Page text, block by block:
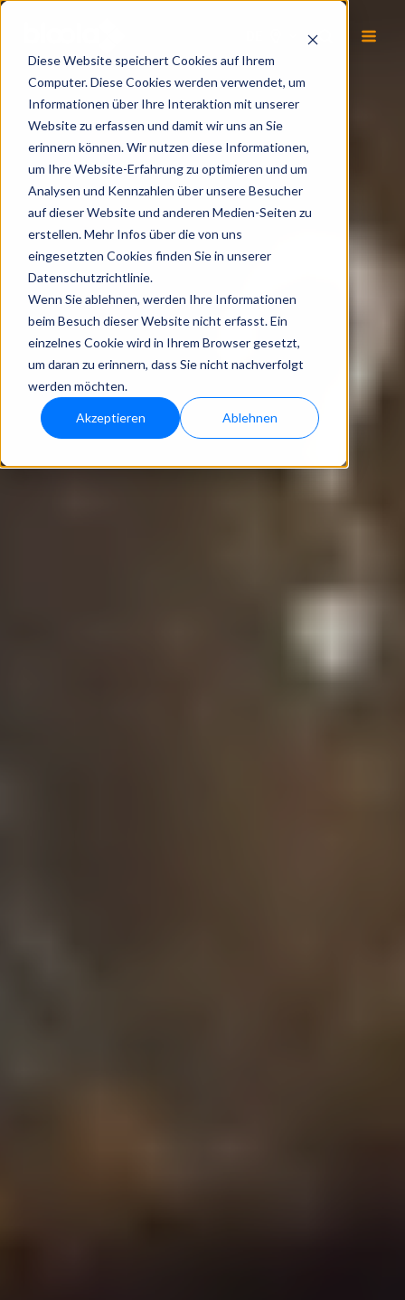
Diese Website speichert Cookies auf Ihrem
Computer. Diese Cookies werden verwendet, um
Informationen über Ihre Interaktion mit unserer
Website zu erfassen und damit wir uns an Sie
erinnern können. Wir nutzen diese Informationen,
um Ihre Website-Erfahrung zu optimieren und um
Analysen und Kennzahlen über unsere Besucher
auf dieser Website und anderen Medien-Seiten zu
erstellen. Mehr Infos über die von uns
eingesetzten Cookies finden Sie in unserer
Datenschutzrichtlinie.
Wenn Sie ablehnen, werden Ihre Informationen
beim Besuch dieser Website nicht erfasst. Ein
einzelnes Cookie wird in Ihrem Browser gesetzt,
um daran zu erinnern, dass Sie nicht nachverfolgt
werden möchten.
Akzeptieren Ablehnen